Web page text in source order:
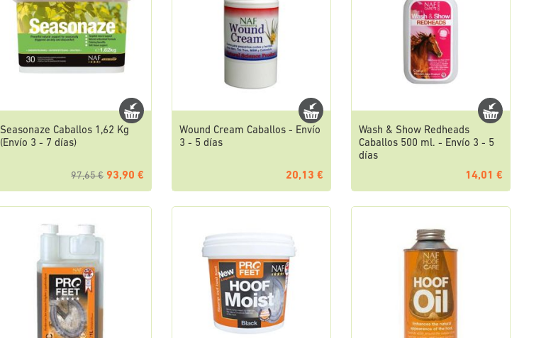
Seasonaze Caballos 1,62 Kg
(Envío 3 - 7 días)
97,65 € 93,90 €
Wound Cream Caballos - Envío
3 - 5 días
20,13 €
Wash & Show Redheads
Caballos 500 ml. - Envío 3 - 5
días
14,01 €